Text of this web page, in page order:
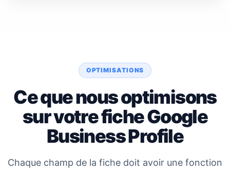
OPTIMISATIONS
Ce que nous optimisons
sur votre fiche Google
Business Profile
Chaque champ de la fiche doit avoir une fonction